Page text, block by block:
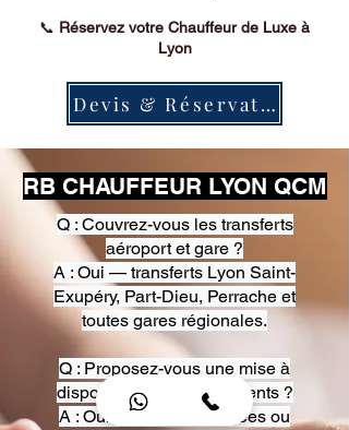
📞 Réservez votre Chauffeur de Luxe à
Lyon
Devis & Réservation
RB CHAUFFEUR LYON QCM
Q : Couvrez-vous les transferts
aéroport et gare ?
A : Oui — transferts Lyon Saint-
Exupéry, Part-Dieu, Perrache et
toutes gares régionales.
Q : Proposez-vous une mise à
disposition pour événements ?
A : Oui — heures, journées ou